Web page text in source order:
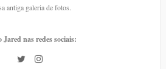
antiga galeria de fotos.
Jared nas redes sociais: